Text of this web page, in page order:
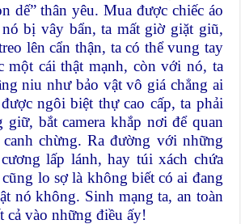
dế” thân yêu. Mua được chiếc áo
bị vây bẩn, ta mất giờ giặt giũ,
lên cẩn thận, ta có thể vung tay
một cái thật mạnh, còn với nó, ta
niu như bảo vật vô giá chẳng ai
ngôi biệt thự cao cấp, ta phải
giữ, bắt camera khắp nơi để quan
canh chừng. Ra đường với những
lấp lánh, hay túi xách chứa
lo sợ là không biết có ai đang
nó không. Sinh mạng ta, an toàn
cả vào những điều ấy!